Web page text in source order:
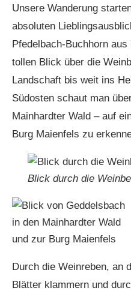
Unsere Wanderung
absoluten
Pfedelbach-Buchhorn
tollen Blick über die
Landschaft bis weit ins
Südosten schaut man
Mainhardter Wald – auf
Burg Maienfels zu
Blick durch die
Durch die Weinreben, an
Blätter klammern und